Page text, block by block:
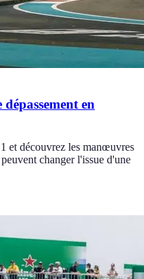
en
et découvrez les manœuvres
changer l'issue d'une